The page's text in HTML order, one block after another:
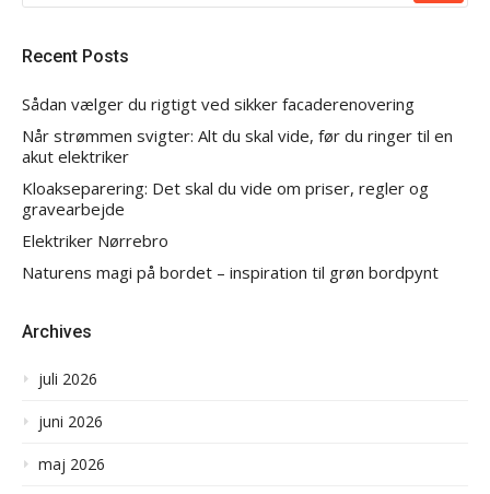
Recent Posts
Sådan vælger du rigtigt ved sikker facaderenovering
Når strømmen svigter: Alt du skal vide, før du ringer til en
akut elektriker
Kloakseparering: Det skal du vide om priser, regler og
gravearbejde
Elektriker Nørrebro
Naturens magi på bordet – inspiration til grøn bordpynt
Archives
juli 2026
juni 2026
maj 2026